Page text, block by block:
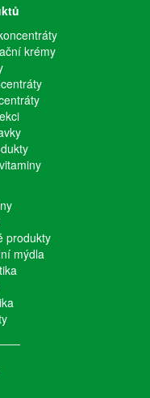
krémy
produkty
mýdla